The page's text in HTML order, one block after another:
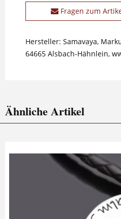
Fragen zum
Hersteller: Samavaya,
64665 Alsbach-Hähnlein,
Ähnliche Artikel